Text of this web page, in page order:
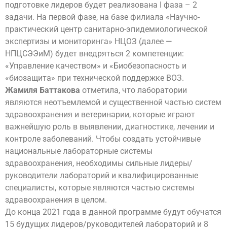
подготовке лидеров будет реализована I фаза – 2
задачи. На первой фазе, на базе филиала «Научно-
практический центр санитарно-эпидемиологической
экспертизы и мониторинга» НЦОЗ (далее —
НПЦСЭЭиМ) будет внедряться 2 компетенции:
«Управление качеством» и «Биобезопасность и
«биозащита» при технической поддержке ВОЗ.
Жамиля Баттакова отметила, что лаборатории
являются неотъемлемой и существенной частью систем
здравоохранения и ветеринарии, которые играют
важнейшую роль в выявлении, диагностике, лечении и
контроле заболеваний. Чтобы создать устойчивые
национальные лабораторные системы
здравоохранения, необходимы сильные лидеры/
руководители лабораторий и квалифицированные
специалисты, которые являются частью системы
здравоохранения в целом.
До конца 2021 года в данной программе будут обучатся
15 будущих лидеров/руководителей лабораторий и 8